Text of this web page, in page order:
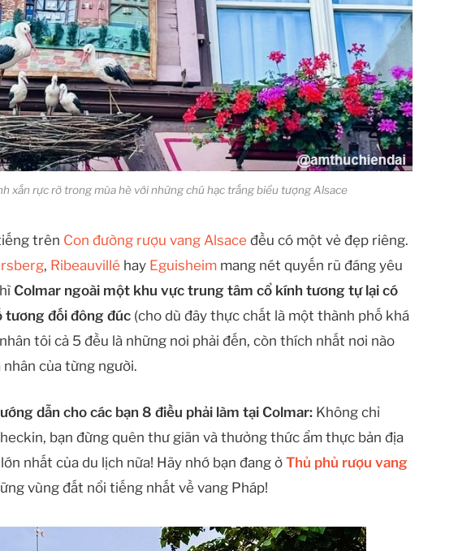
xắn rực rỡ trong mùa hè với những chú hạc trắng biểu tượng Alsace
trên Con đường rượu vang Alsace đều có một vẻ đẹp riêng.
, Ribeauvillé hay Eguisheim mang nét quyến rũ đáng yêu
Colmar ngoài một khu vực trung tâm cổ kính tương tự lại có
tương đối đông đúc (cho dù đây thực chất là một thành phố khá
nhân tôi cả 5 đều là những nơi phải đến, còn thích nhất nơi nào
của từng người.
dẫn cho các bạn 8 điều phải làm tại Colmar: Không chỉ
bạn đừng quên thư giãn và thưởng thức ẩm thực bản địa
nhất của du lịch nữa! Hãy nhớ bạn đang ởThủ phủ rượu vang
vùng đất nổi tiếng nhất về vang Pháp!